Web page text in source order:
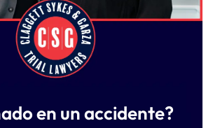
en un accidente?